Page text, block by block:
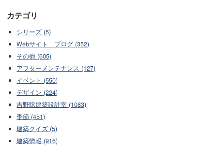
カテゴリ
シリーズ (5)
Webサイト ブログ (352)
その他 (605)
アフターメンテナンス (127)
イベント (550)
デザイン (224)
吉野聡建築設計室 (1083)
季節 (451)
建築クイズ (5)
建築情報 (916)